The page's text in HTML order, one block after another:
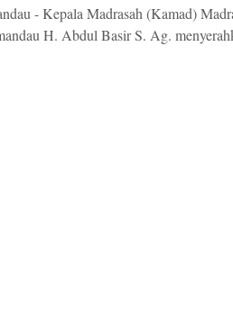
- Kepala Madrasah (Kamad)
H. Abdul Basir S. Ag.